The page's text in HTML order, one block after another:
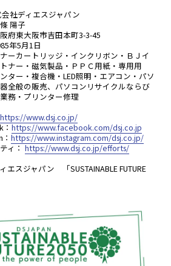
社ディエスジャパン
陽子
府東大阪市吉田本町3-3-45
年5月1日
ーカートリッジ・インクリボン・ＢＪイ
ナー・磁気製品・ＰＰＣ用紙・専用用
ター・複合機・LED照明・エアコン・パソ
全般の販売、パソコンリサイクルならび
務・プリンター修理
https://www.dsj.co.jp/
：https://www.facebook.com/dsj.co.jp
https://www.instagram.com/dsj.co.jp/
ィ：https://www.dsj.co.jp/efforts/
エスジャパン 「SUSTAINABLE FUTURE